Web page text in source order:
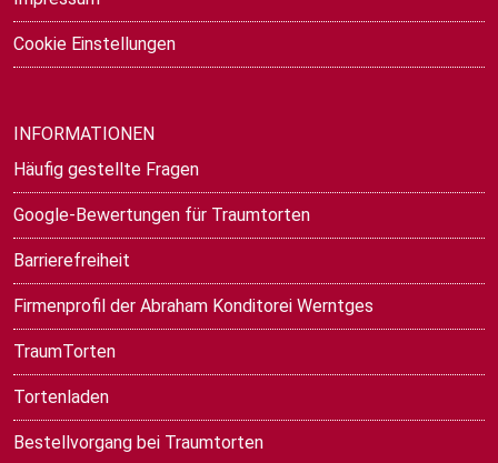
Cookie Einstellungen
INFORMATIONEN
Häufig gestellte Fragen
Google-Bewertungen für Traumtorten
Barrierefreiheit
Firmenprofil der Abraham Konditorei Werntges
TraumTorten
Tortenladen
Bestellvorgang bei Traumtorten